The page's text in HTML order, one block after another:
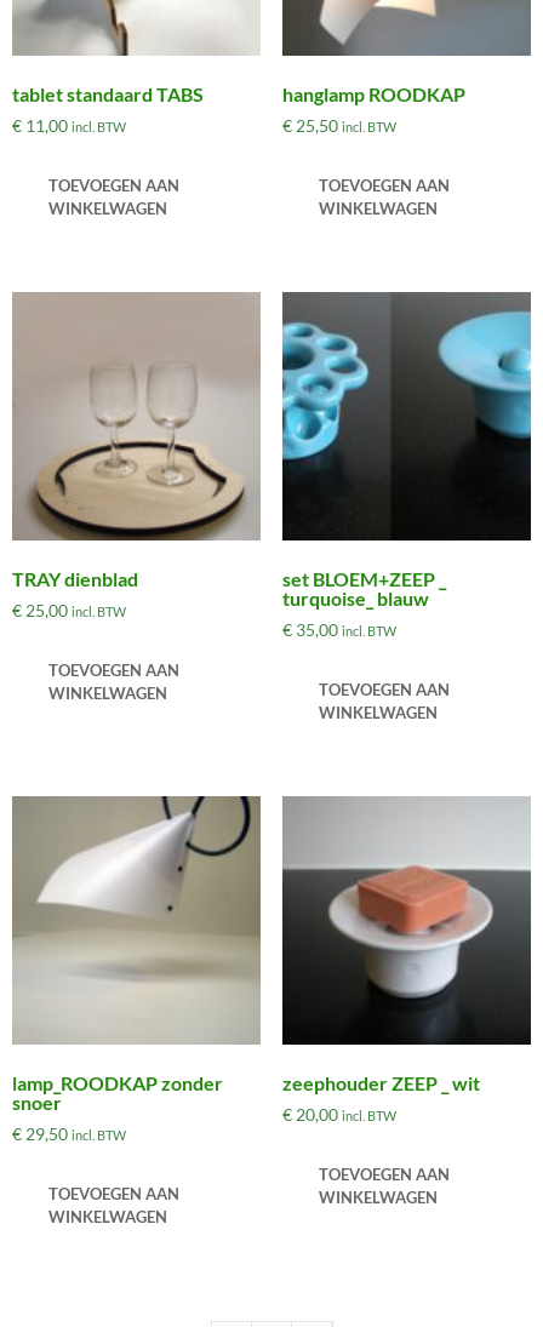
tablet standaard TABS
€ 11,00 incl. BTW
TOEVOEGEN AAN
WINKELWAGEN
hanglamp ROODKAP
€25,50 incl. BTW
TOEVOEGEN AAN
WINKELWAGEN
TRAY dienblad
€ 25,00 incl. BTW
TOEVOEGEN AAN
WINKELWAGEN
set BLOEM+ZEEP _
turquoise_ blauw
€35,00 incl. BTW
TOEVOEGEN AAN
WINKELWAGEN
lamp_ROODKAP zonder
snoer
€ 29,50 incl. BTW
TOEVOEGEN AAN
WINKELWAGEN
zeephouder ZEEP _ wit
€20,00 incl. BTW
TOEVOEGEN AAN
WINKELWAGEN